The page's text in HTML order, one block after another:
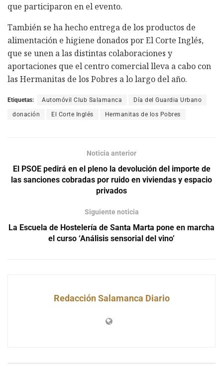
que participaron en el evento.
También se ha hecho entrega de los productos de
alimentación e higiene donados por El Corte Inglés,
que se unen a las distintas colaboraciones y
aportaciones que el centro comercial lleva a cabo con
las Hermanitas de los Pobres a lo largo del año.
Etiquetas: Automóvil Club Salamanca Día del Guardia Urbano
donación El Corte Inglés Hermanitas de los Pobres
Noticia anterior
El PSOE pedirá en el pleno la devolución del importe de
las sanciones cobradas por ruido en viviendas y espacio
privados
Siguiente noticia
La Escuela de Hostelería de Santa Marta pone en marcha
el curso ‘Análisis sensorial del vino’
Redacción Salamanca Diario